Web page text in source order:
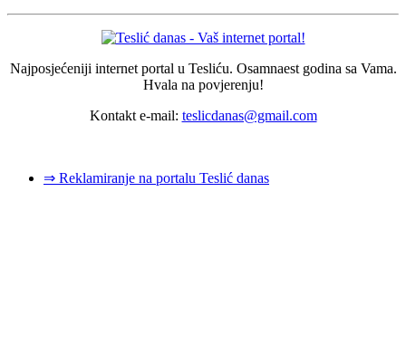
Najposjećeniji internet portal u Tesliću. Osamnaest godina sa Vama.
Hvala na povjerenju!
Kontakt e-mail: teslicdanas@gmail.com
⇒ Reklamiranje na portalu Teslić danas